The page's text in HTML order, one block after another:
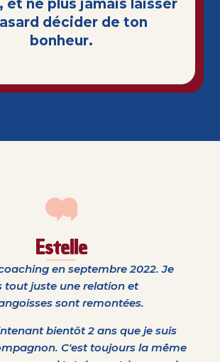
et ne plus jamais laisser
décider de ton
bonheur.
Estelle
en septembre 2022. Je
tout juste une relation et
sont remontées.
bientôt 2 ans que je suis
C'est toujours la même